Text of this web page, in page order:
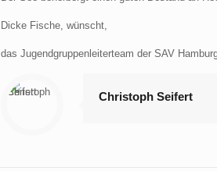
Dicke Fische, wünscht,
das Jugendgruppenleiterteam derSAV
Christoph Seifert